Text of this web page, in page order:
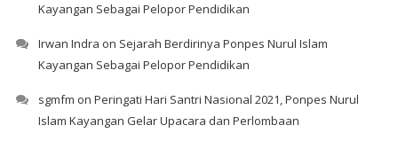
Kayangan Sebagai Pelopor Pendidikan
Irwan Indra on Sejarah Berdirinya Ponpes Nurul Islam
Kayangan Sebagai Pelopor Pendidikan
sgmfm on Peringati Hari Santri Nasional 2021, Ponpes Nurul
Islam Kayangan Gelar Upacara dan Perlombaan